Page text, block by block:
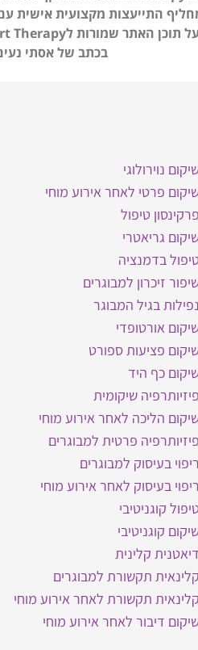
מחליף התייעצות מקצועית
בכתב של אסתי
נוירולוגי
פרטי לאחר אירוע מוחי
פרקינסון טיפול
גריאטרי
בדמנציה
זיכרון למבוגרים
נפילות בגיל המבוגר
אורטופדי
פציעות ספורט
כף היד
פיזיותרפיה שיקומית
הליכה לאחר אירוע מוחי
פיזיותרפיה פרטית למבוגרים
ריפוי בעיסוק למבוגרים
ריפוי בעיסוק לאחר אירוע מוחי
קוגניטיבי
קוגניטיבי
דיאטנית קלינית
קלינאית תקשורת למבוגרים
קלינאית תקשורת לאחר אירוע מוחי
דיבור לאחר אירוע מוחי